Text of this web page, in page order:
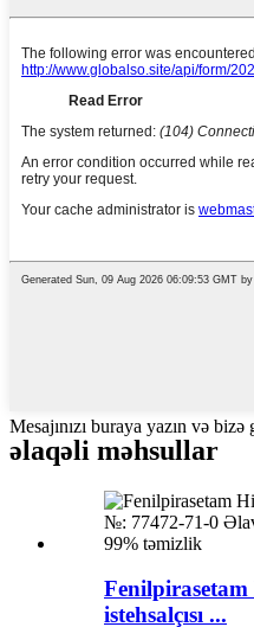
Mesajınızı buraya yazın və bizə
əlaqəli məhsullar
istehsalçısı ...